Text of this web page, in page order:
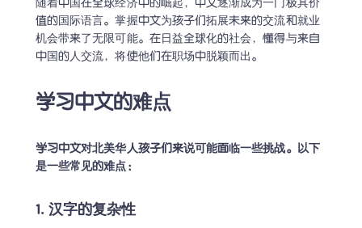
随着中国在全球经济中的崛起，中文逐渐成为一门极具价
值的国际语言。掌握中文为孩子们拓展未来的交流和就业
机会带来了无限可能。在日益全球化的社会，懂得与来自
中国的人交流，将使他们在职场中脱颖而出。
学习中文的难点
学习中文对北美华人孩子们来说可能面临一些挑战。以下
是一些常见的难点：
1. 汉字的复杂性